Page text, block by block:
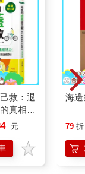
救：退
真相
元
海
79 折